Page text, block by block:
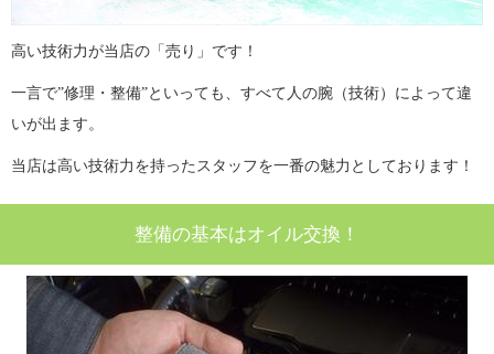
高い技術力が当店の「売り」です！
一言で”修理・整備”といっても、すべて人の腕（技術）によって違
いが出ます。
当店は高い技術力を持ったスタッフを一番の魅力としております！
整備の基本はオイル交換！